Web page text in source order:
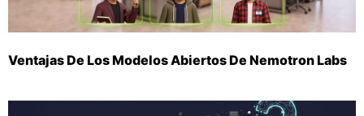
Ventajas De Los Modelos Abiertos De Nemotron Labs